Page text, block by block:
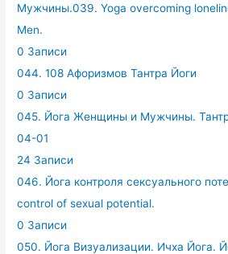
Мужчины.039. Yoga overcoming
Men.
0 Записи
044. 108 Афоризмов Тантра Йоги
0 Записи
045. Йога Женщины и Мужчины.
04-01
24 Записи
046. Йога контроля сексуального
control of sexual potential.
0 Записи
050. Йога Визуализации. Ичха Йога.